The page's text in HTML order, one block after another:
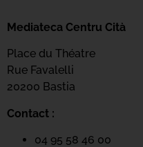
Mediateca Centru Cità
Place du Théatre
Rue Favalelli
20200 Bastia
Contact :
04 95 58 46 00